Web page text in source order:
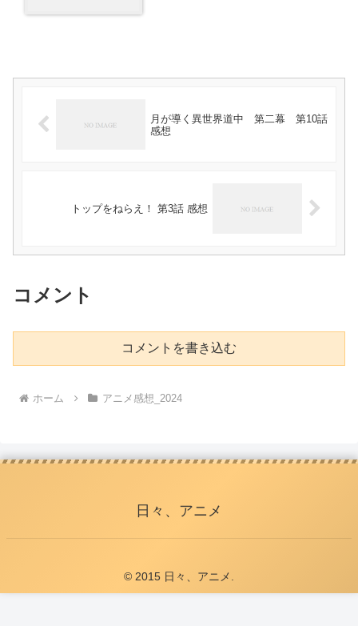
月が導く異世界道中 第二幕 第10話
感想
トップをねらえ！ 第3話 感想
コメント
コメントを書き込む
ホーム アニメ感想_2024
日々、アニメ
© 2015 日々、アニメ.